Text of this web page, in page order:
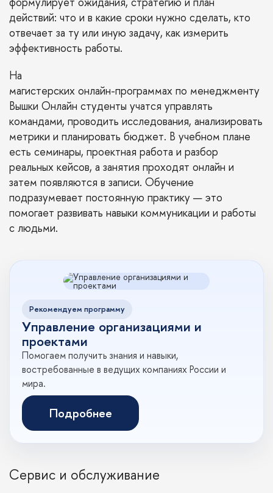
действий: что и в какие сроки нужно сделать, кто
отвечает за ту или иную задачу, как измерить
эффективность работы.
На
магистерских онлайн-программах по менеджменту
Вышки Онлайн студенты учатся управлять
командами, проводить исследования, анализировать
метрики и планировать бюджет. В учебном плане
есть семинары, проектная работа и разбор
реальных кейсов, а занятия проходят онлайн и
затем появляются в записи. Обучение
подразумевает постоянную практику — это
помогает развивать навыки коммуникации и работы
с людьми.
Рекомендуем программу
Управление организациями и
проектами
Помогаем получить знания и навыки,
востребованные в ведущих компаниях России и
мира.
Подробнее
Сервис и обслуживание